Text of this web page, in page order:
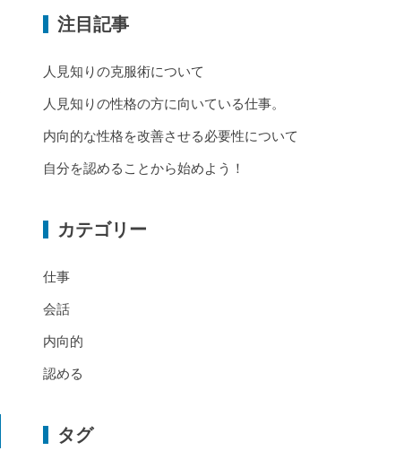
注目記事
人見知りの克服術について
人見知りの性格の方に向いている仕事。
内向的な性格を改善させる必要性について
自分を認めることから始めよう！
カテゴリー
仕事
会話
内向的
認める
タグ